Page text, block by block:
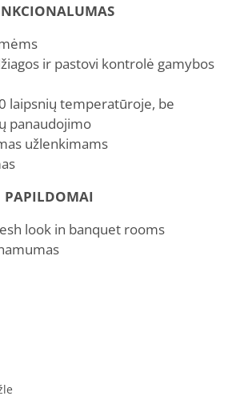
ir pastovi kontrolė gamybos
laipsnių temperatūroje, be
panaudojimo
užlenkimams
PAPILDOMAI
look in banquet rooms